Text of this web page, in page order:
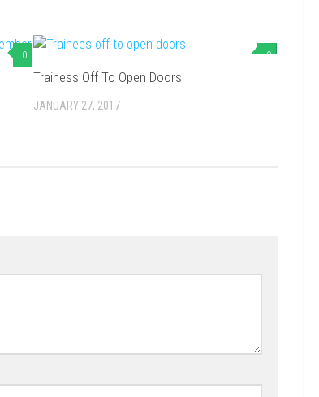
0 0
Trainess Off To Open Doors
JANUARY 27, 2017